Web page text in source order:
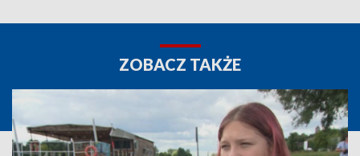
ZOBACZ TAKŻE